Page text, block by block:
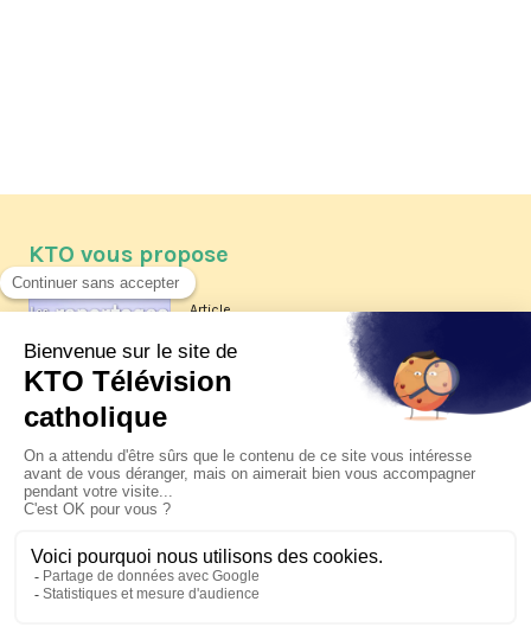
KTO vous propose
Article
Les reportages d'été 2026 de KTO
La visite pastorale du pape Léon
XIV à Assise à suivre sur KTO le
jeudi 6 août
Le pape en Uruguay, Argentine et
Pérou du 6 au 17 novembre 2026